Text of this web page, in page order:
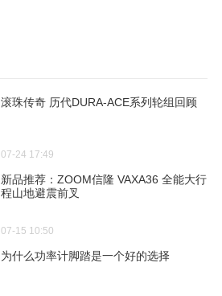
滚珠传奇 历代DURA-ACE系列轮组回顾
07-24 17:49
新品推荐：ZOOM信隆 VAXA36 全能大行
程山地避震前叉
07-15 10:50
为什么功率计脚踏是一个好的选择